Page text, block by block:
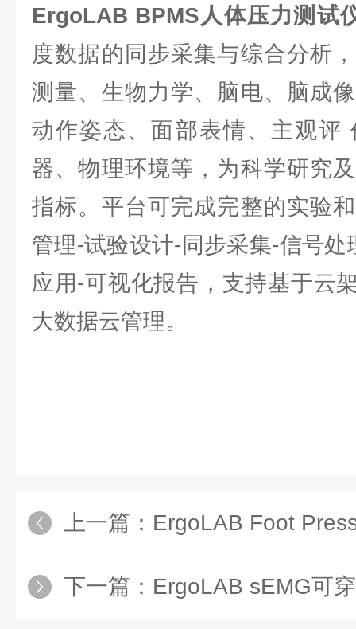
ErgoLAB BPMS人体压力测试
度数据的同步采集与综合分析
测量、生物力学、脑电、脑成
动作姿态、面部表情、主观评
器、物理环境等，为科学研究
指标。平台可完成完整的实验
管理-试验设计-同步采集-信号
应用-可视化报告，支持基于云
大数据云管理。
上一篇： ErgoLAB Foot
下一篇： ErgoLAB sEMG可